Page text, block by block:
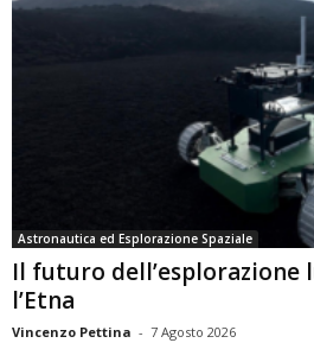
Astronautica ed Esplorazione Spaziale
Il futuro dell’esplorazione
l’Etna
Vincenzo Pettina - 7 Agosto 2026